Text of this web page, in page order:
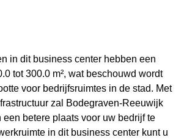
in dit business center hebben een
tot 300.0 m², wat beschouwd wordt
voor bedrijfsruimtes in de stad. Met
zal Bodegraven-Reeuwijk
een betere plaats voor uw bedrijf te
in dit business center kunt u